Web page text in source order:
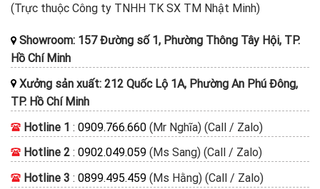
(Trực thuộc Công ty TNHH TK SX TM Nhật Minh)
Showroom: 157 Đường số 1, Phường Thông Tây Hội, TP.
Hồ Chí Minh
Xưởng sản xuất: 212 Quốc Lộ 1A, Phường An Phú Đông,
TP. Hồ Chí Minh
Hotline 1 : 0909.766.660 (Mr Nghĩa) (Call / Zalo)
Hotline 2 : 0902.049.059 (Ms Sang) (Call / Zalo)
Hotline 3 : 0899.495.459 (Ms Hằng) (Call / Zalo)